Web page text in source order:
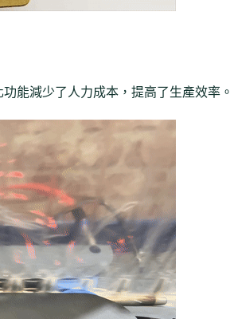
能減少了人力成本，提高了生產效率。